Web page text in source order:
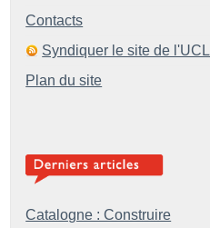
Contacts
Syndiquer le site de l'UCL
Plan du site
Catalogne : Construire